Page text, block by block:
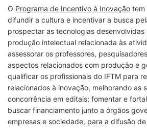
O Programa de Incentivo à Inovação tem
difundir a cultura e incentivar a busca
prospectar as tecnologias desenvolvidas
produção intelectual relacionada às
assessorar os professores,
aspectos relacionados com produção e
qualificar os profissionais do IFTM para
relacionados à inovação, melhorando as
concorrência em editais; fomentar e
buscar financiamento junto a órgãos
empresas e sociedade, para a difusão